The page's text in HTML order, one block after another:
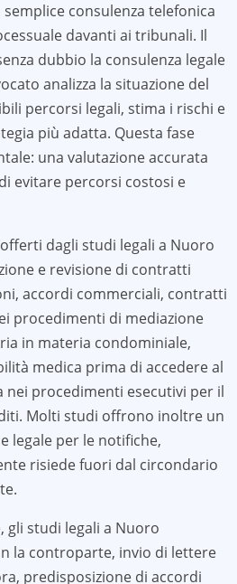
consulenza telefonica
davanti ai tribunali. Il
dubbio la consulenza legale
analizza la situazione del
percorsi legali, stima i rischi e
più adatta. Questa fase
una valutazione accurata
evitare percorsi costosi e
dagli studi legali a Nuoro
e revisione di contratti
accordi commerciali, contratti
procedimenti di mediazione
in materia condominiale,
medica prima di accedere al
nei procedimenti esecutivi per il
Molti studi offrono inoltre un
legale per le notifiche,
risiede fuori dal circondario
gli studi legali a Nuoro
la controparte, invio di lettere
predisposizione di accordi